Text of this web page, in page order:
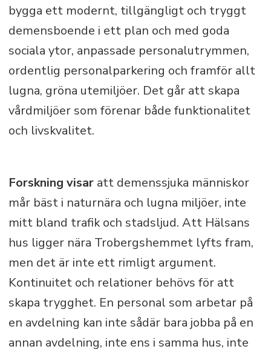
bygga ett modernt, tillgängligt och tryggt
demensboende i ett plan och med goda
sociala ytor, anpassade personalutrymmen,
ordentlig personalparkering och framför allt
lugna, gröna utemiljöer. Det går att skapa
vårdmiljöer som förenar både funktionalitet
och livskvalitet.
Forskning visar att demenssjuka människor
mår bäst i naturnära och lugna miljöer, inte
mitt bland trafik och stadsljud. Att Hälsans
hus ligger nära Trobergshemmet lyfts fram,
men det är inte ett rimligt argument.
Kontinuitet och relationer behövs för att
skapa trygghet. En personal som arbetar på
en avdelning kan inte sådär bara jobba på en
annan avdelning, inte ens i samma hus, inte